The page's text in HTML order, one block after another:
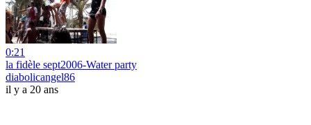
0:21
la fidèle sept2006-Water party
diabolicangel86
il y a 20 ans